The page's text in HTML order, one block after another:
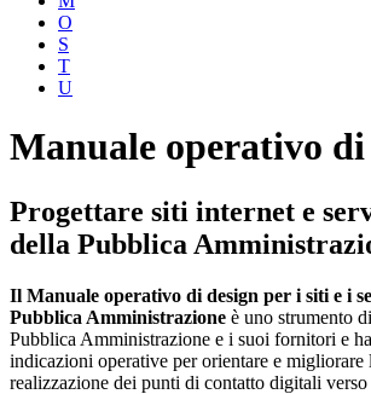
O
S
T
U
Manuale operativo di
Progettare siti internet e
della Pubblica
Il Manuale operativo di design per i siti e i
Pubblica Amministrazione è uno strumento
Pubblica Amministrazione e i suoi fornitori e
indicazioni operative per orientare e migliorare
realizzazione dei punti di contatto digitali verso